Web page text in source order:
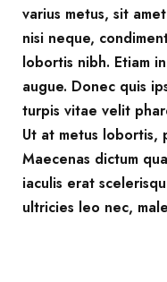
varius metus, sit
nisi neque,
lobortis nibh. Etiam
augue. Donec quis
turpis vitae velit
Ut at metus lobortis,
Maecenas dictum
iaculis erat
ultricies leo nec,